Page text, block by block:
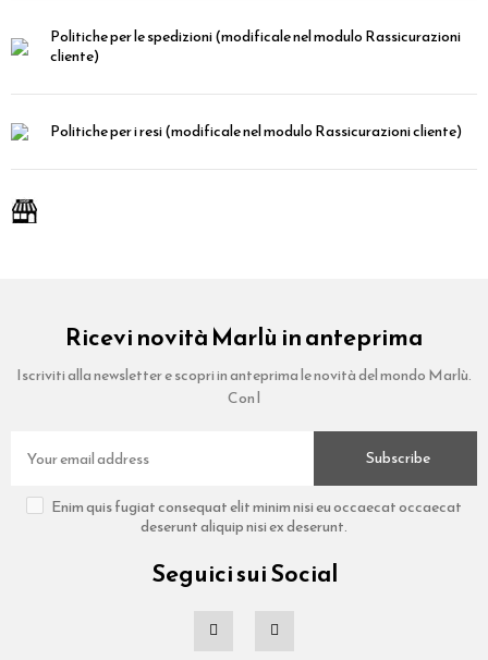
Politiche per le spedizioni(modificale nel modulo Rassicurazioni
cliente)
Politiche per i resi(modificale nel modulo Rassicurazioni cliente)
Ricevi novità Marlù in anteprima
Iscriviti alla newsletter e scopri in anteprima le novità del mondo Marlù.
Con l
Subscribe
Enim quis fugiat consequat elit minim nisi eu occaecat occaecat
deserunt aliquip nisi ex deserunt.
Seguici sui Social